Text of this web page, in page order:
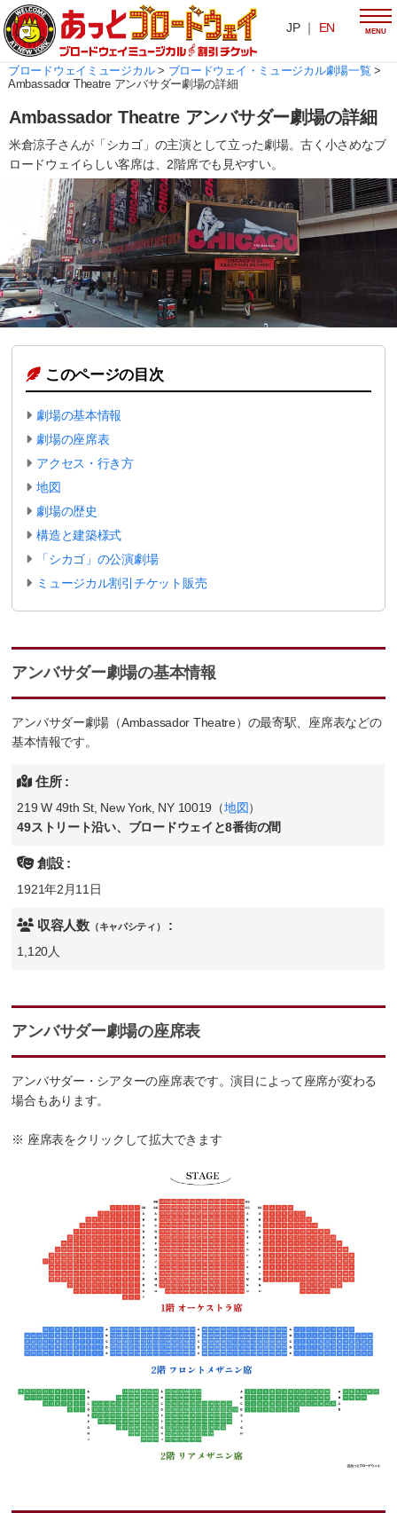
JP ｜ EN MENU
ブロードウェイミュージカル> ブロードウェイ・ミュージカル劇場一覧 >
Ambassador Theatre アンバサダー劇場の詳細
Ambassador Theatre アンバサダー劇場の詳細
米倉涼子さんが「シカゴ」の主演として立った劇場。古く小さめなブ
ロードウェイらしい客席は、2階席でも見やすい。
このページの目次
劇場の基本情報
劇場の座席表
アクセス・行き方
地図
劇場の歴史
構造と建築様式
「シカゴ」の公演劇場
ミュージカル割引チケット販売
アンバサダー劇場の基本情報
アンバサダー劇場（Ambassador Theatre）の最寄駅、座席表などの
基本情報です。
住所 :
219 W 49th St, New York, NY 10019（地図）
49ストリート沿い、ブロードウェイと8番街の間
創設 :
1921年2月11日
収容人数（キャパシティ） :
1,120人
アンバサダー劇場の座席表
アンバサダー・シアターの座席表です。演目によって座席が変わる
場合もあります。
※ 座席表をクリックして拡大できます